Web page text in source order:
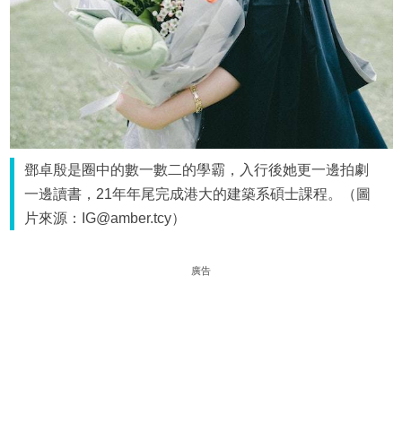
鄧卓殷是圈中的數一數二的學霸，入行後她更一邊拍劇
一邊讀書，21年年尾完成港大的建築系碩士課程。（圖
片來源：IG@amber.tcy）
廣告